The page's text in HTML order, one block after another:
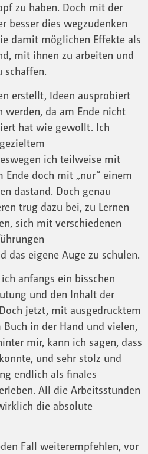
zu haben. Doch mit der
besser dies wegzudenken
damit möglichen Effekte als
mit ihnen zu arbeiten und
schaffen.
erstellt, Ideen ausprobiert
da am Ende nicht
hat wie gewollt. Ich
ich teilweise mit
doch mit „nur“ einem
dastand. Doch genau
trug dazu bei, zu Lernen
sich mit verschiedenen
das eigene Auge zu schulen.
anfangs ein bisschen
und den Inhalt der
jetzt, mit ausgedrucktem
in der Hand und vielen,
mir, kann ich sagen, dass
und sehr stolz und
endlich als finales
All die Arbeitsstunden
die absolute
Fall weiterempfehlen, vor